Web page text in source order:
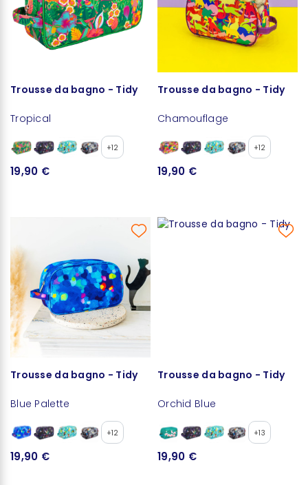
Trousse da bagno - Tidy
Tropical
+12
19,90 €
Trousse da bagno - Tidy
Chamouflage
+12
19,90 €
Trousse da bagno - Tidy
Blue Palette
+12
19,90 €
Trousse da bagno - Tidy
Orchid Blue
+13
19,90 €